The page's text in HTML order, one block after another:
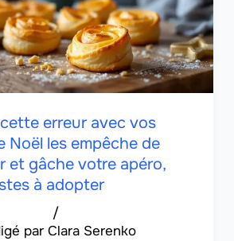
erreur avec vos
Noël les empêche de
et gâche votre apéro,
à adopter
Clara Serenko
/